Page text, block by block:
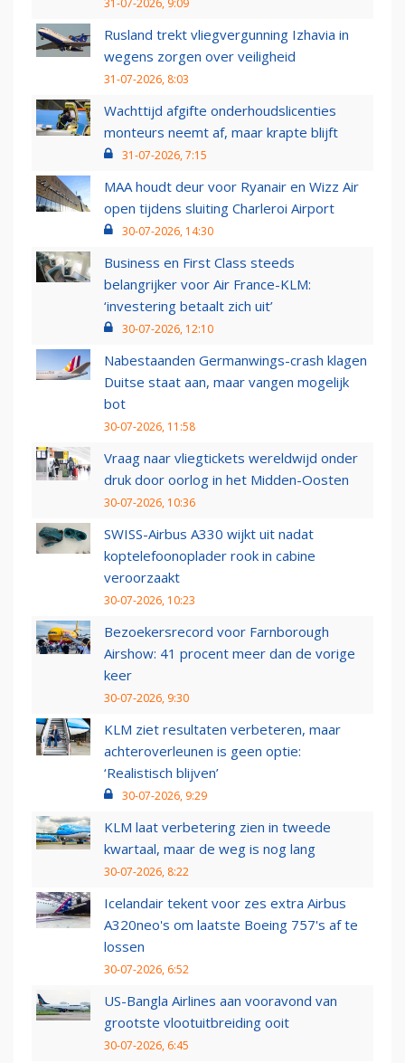
Rusland trekt vliegvergunning Izhavia in
wegens zorgen over veiligheid
31-07-2026, 8:03
Wachttijd afgifte onderhoudslicenties
monteurs neemt af, maar krapte blijft
31-07-2026, 7:15
MAA houdt deur voor Ryanair en Wizz Air
open tijdens sluiting Charleroi Airport
30-07-2026, 14:30
Business en First Class steeds
belangrijker voor Air France-KLM:
‘investering betaalt zich uit’
30-07-2026, 12:10
Nabestaanden Germanwings-crash klagen
Duitse staat aan, maar vangen mogelijk
bot
30-07-2026, 11:58
Vraag naar vliegtickets wereldwijd onder
druk door oorlog in het Midden-Oosten
30-07-2026, 10:36
SWISS-Airbus A330 wijkt uit nadat
koptelefoonoplader rook in cabine
veroorzaakt
30-07-2026, 10:23
Bezoekersrecord voor Farnborough
Airshow: 41 procent meer dan de vorige
keer
30-07-2026, 9:30
KLM ziet resultaten verbeteren, maar
achteroverleunen is geen optie:
‘Realistisch blijven’
30-07-2026, 9:29
KLM laat verbetering zien in tweede
kwartaal, maar de weg is nog lang
30-07-2026, 8:22
Icelandair tekent voor zes extra Airbus
A320neo's om laatste Boeing 757's af te
lossen
30-07-2026, 6:52
US-Bangla Airlines aan vooravond van
grootste vlootuitbreiding ooit
30-07-2026, 6:45